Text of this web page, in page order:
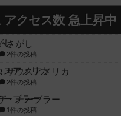
アクセス数 急上昇中
さがし
2件の投稿
サウスアメリカ
2件の投稿
・テーブラー
1件の投稿